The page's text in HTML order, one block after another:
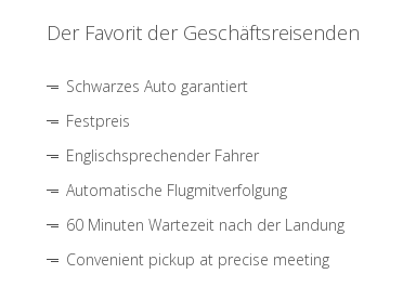
Der Favorit der Geschäftsreisenden
Schwarzes Auto garantiert
Festpreis
Englischsprechender Fahrer
Automatische Flugmitverfolgung
60 Minuten Wartezeit nach der Landung
Convenient pickup at precise meeting